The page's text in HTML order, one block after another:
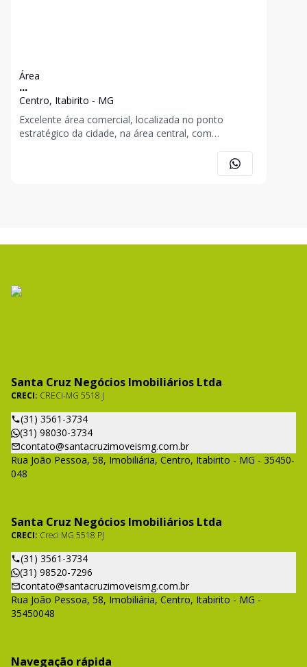
Área
...
Centro, Itabirito - MG
Excelente área comercial, localizada no ponto
estratégico da cidade, na área central, com
Santa Cruz Negócios Imobiliários Ltda
CRECI: CRECI-MG 5518 J
(31) 3561-3734
(31) 98030-3734
contato@santacruzimoveismg.com.br
Rua João Pessoa, 58, Imobiliária, Centro, Itabirito - MG - 35450-
048
Santa Cruz Negócios Imobiliários Ltda
CRECI: Creci MG 5518 PJ
(31) 3561-3734
(31) 98520-7296
contato@santacruzimoveismg.com.br
Rua João Pessoa, 58, Imobiliária, Centro, Itabirito - MG -
35450048
Navegação rápida